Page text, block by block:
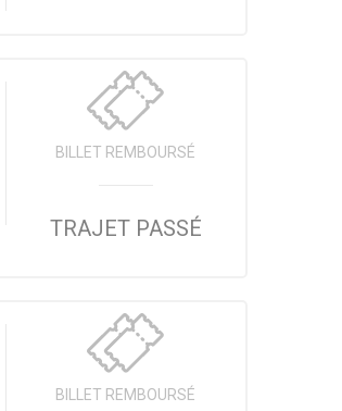
BILLET REMBOURSÉ
TRAJET PASSÉ
BILLET REMBOURSÉ